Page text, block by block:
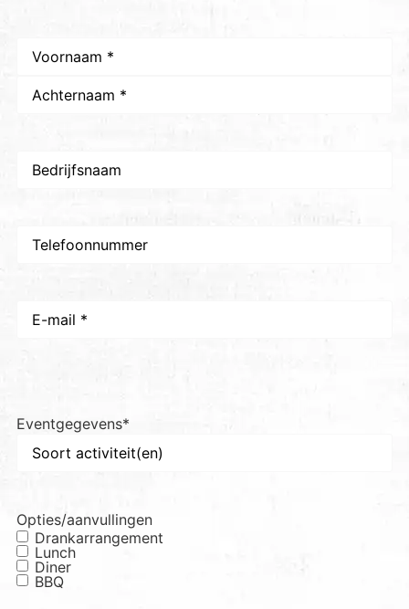
Naam
mail*
Eventgegevens*
Opties/aanvullingen
Drankarrangement
Lunch
Diner
BBQ